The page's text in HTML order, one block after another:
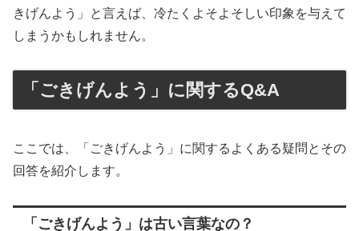
きげんよう」と言えば、冷たくよそよそしい印象を与えて
しまうかもしれません。
「ごきげんよう」に関するQ&A
ここでは、「ごきげんよう」に関するよくある疑問とその
回答を紹介します。
「ごきげんよう」は古い言葉なの？